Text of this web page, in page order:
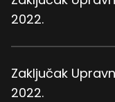
2022.
Zaključak
2022.